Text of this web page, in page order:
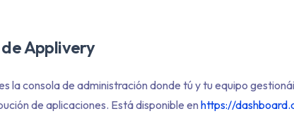
Applivery
la consola de administración donde tú y tu equipo
de aplicaciones. Está disponible en https://